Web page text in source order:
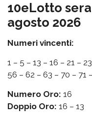
10eLotto
agosto 2026
Numeri vincenti:
1 – 5 – 13 – 16 – 21 –
56 – 62 – 63 – 70 – 71
Numero Oro: 16
Doppio Oro: 16 – 13